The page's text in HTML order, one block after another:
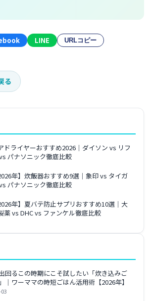
LINE URLコピー
る
ドライヤーおすすめ2026｜ダイソン vs リフ
パナソニック徹底比較
年】炊飯器おすすめ9選｜象印 vs タイガ
パナソニック徹底比較
年】夏バテ防止サプリおすすめ10選｜大
薬 vs DHC vs ファンケル徹底比較
回るこの時期にこそ試したい「炊き込みご
｜ワーママの時短ごはん活用術【2026年】